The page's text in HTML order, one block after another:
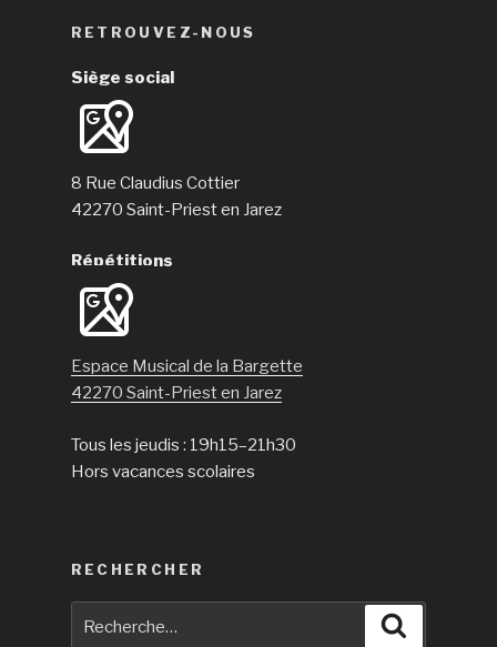
RETROUVEZ-NOUS
Siège social
8 Rue Claudius Cottier
42270 Saint-Priest en Jarez
Répétitions
Espace Musical de la Bargette
42270 Saint-Priest en Jarez
Tous les jeudis : 19h15–21h30
Hors vacances scolaires
RECHERCHER